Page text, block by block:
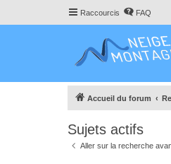
Raccourcis FAQ
Accueil du forum
Sujets actifs
Aller sur la recherche